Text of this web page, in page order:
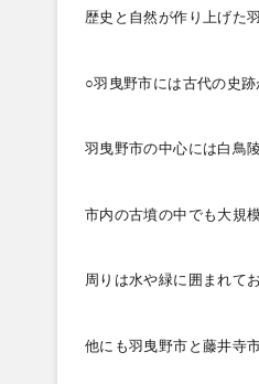
歴史と自然が作り上げた
○羽曳野市には古代の史
羽曳野市の中心には白鳥
市内の古墳の中でも大規
周りは水や緑に囲まれて
他にも羽曳野市と藤井寺